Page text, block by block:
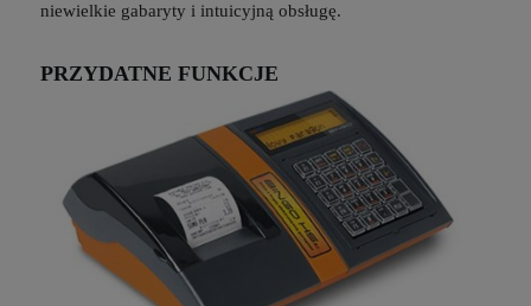
niewielkie gabaryty i intuicyjną obsługę.
PRZYDATNE FUNKCJE